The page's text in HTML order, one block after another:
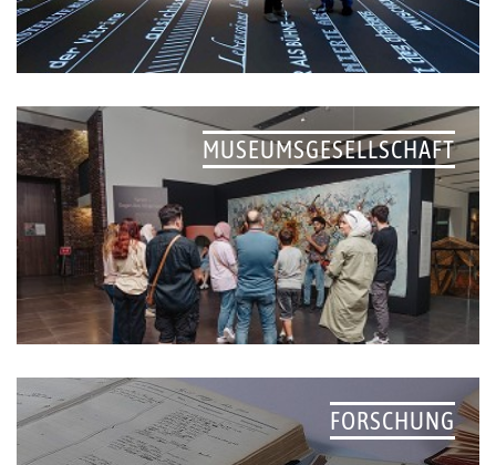
MUSEUMSGESELLSCHAFT
FORSCHUNG